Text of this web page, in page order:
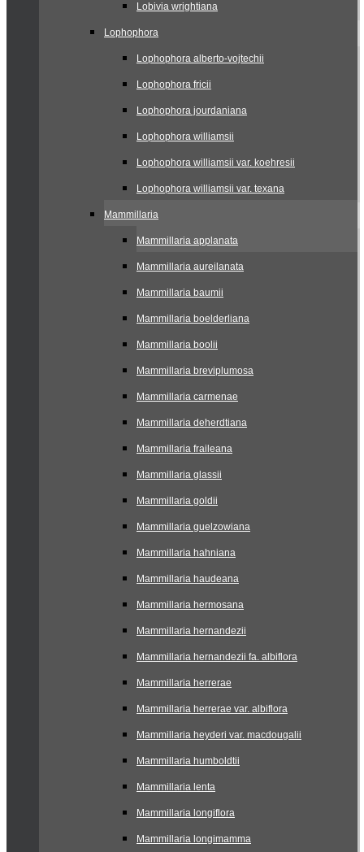
Lobivia wrightiana
Lophophora
Lophophora alberto-vojtechii
Lophophora fricii
Lophophora jourdaniana
Lophophora williamsii
Lophophora williamsii var. koehresii
Lophophora williamsii var. texana
Mammillaria
Mammillaria applanata
Mammillaria aureilanata
Mammillaria baumii
Mammillaria boelderliana
Mammillaria boolii
Mammillaria breviplumosa
Mammillaria carmenae
Mammillaria deherdtiana
Mammillaria fraileana
Mammillaria glassii
Mammillaria goldii
Mammillaria guelzowiana
Mammillaria hahniana
Mammillaria haudeana
Mammillaria hermosana
Mammillaria hernandezii
Mammillaria hernandezii fa. albiflora
Mammillaria herrerae
Mammillaria herrerae var. albiflora
Mammillaria heyderi var. macdougalii
Mammillaria humboldtii
Mammillaria lenta
Mammillaria longiflora
Mammillaria longimamma